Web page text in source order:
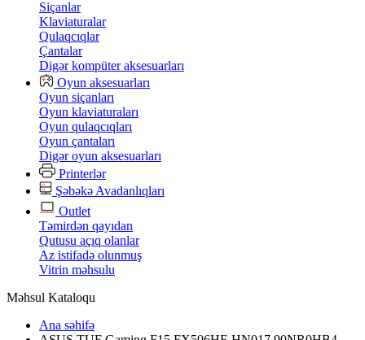
Siçanlar
Klaviaturalar
Qulaqcıqlar
Çantalar
Digər kompüter aksesuarları
Oyun aksesuarları
Oyun siçanları
Oyun klaviaturaları
Oyun qulaqcıqları
Oyun çantaları
Digər oyun aksesuarları
Printerlər
Şəbəkə Avadanlıqları
Outlet
Təmirdən qayıdan
Qutusu açıq olanlar
Az istifadə olunmuş
Vitrin məhsulu
Məhsul Kataloqu
Ana səhifə